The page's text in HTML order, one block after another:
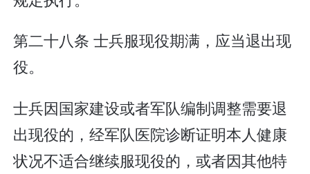
第二十八条 士兵服现役期满，应当退出现
役。
士兵因国家建设或者军队编制调整需要退
出现役的，经军队医院诊断证明本人健康
状况不适合继续服现役的，或者因其他特